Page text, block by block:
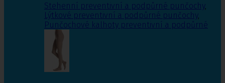
Stehenní preventivní a podpůrné punčochy,
Lýtkové preventivní a podpůrné punčochy,
Punčochové kalhoty preventivní a podpůrné